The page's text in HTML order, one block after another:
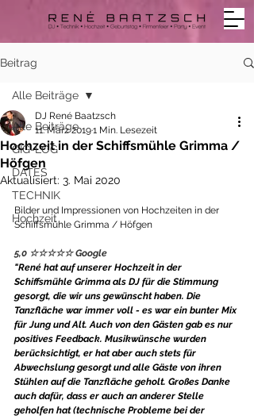
Beitrag
Alle Beiträge
GIG-LOG
DATES
TECHNIK
Hochzeit
Alle Beiträge
Hochzeit in der Schiffsmühle Grimma /
Höfgen
DJ René Baatzsch
11. März 20191 Min. Lesezeit
Aktualisiert: 3. Mai 2020
Bilder und Impressionen von Hochzeiten in der
Schiffsmühle Grimma / Höfgen
5,0 ☆☆☆☆☆ Google
"René hat auf unserer Hochzeit in der
Schiffsmühle Grimma als DJ für die Stimmung
gesorgt, die wir uns gewünscht haben. Die
Tanzfläche war immer voll - es war ein bunter Mix
für Jung und Alt. Auch von den Gästen gab es nur
positives Feedback. Musikwünsche wurden
berücksichtigt, er hat aber auch stets für
Abwechslung gesorgt und alle Gäste von ihren
Stühlen auf die Tanzfläche geholt. Großes Danke
auch dafür, dass er auch an anderer Stelle
geholfen hat (technische Probleme bei der